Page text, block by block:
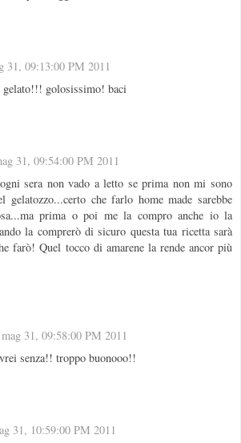
31, 09:13:00 PM 2011
golosissimo! baci
31, 09:54:00 PM 2011
sera non vado a letto se prima non mi sono
gelatozzo...certo che farlo home made sarebbe
prima o poi me la compro anche io la
la comprerò di sicuro questa tua ricetta sarà
farò! Quel tocco di amarene la rende ancor più
31, 09:58:00 PM 2011
senza!! troppo buonooo!!
31, 10:59:00 PM 2011